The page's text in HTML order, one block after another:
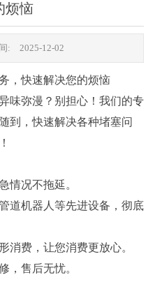
烦恼
: 2025-12-02
，快速解决您的烦恼
味弥漫？别担心！我们的专
到，快速解决各种堵塞问
情况不拖延。
道机器人等先进设备，彻底
消费，让您消费更放心。
，售后无忧。